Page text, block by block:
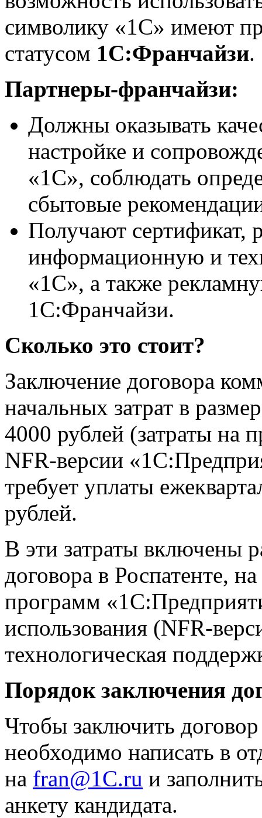
символику «1С» имеют
статусом 1С:Франчайзи.
Партнеры-франчайзи:
Должны оказывать
настройке и
«1С», соблюдать
сбытовые
Получают сертификат,
информационную и
«1С», а также
1С:Франчайзи.
Сколько это стоит?
Заключение договора
начальных затрат в
4000 рублей (затраты на
NFR-версии
требует уплаты
рублей.
В эти затраты включены
договора в Роспатенте,
программ
использования (NFR-
технологическая
Порядок заключения
Чтобы заключить
необходимо написать в
на fran@1C.ru и
анкету кандидата.